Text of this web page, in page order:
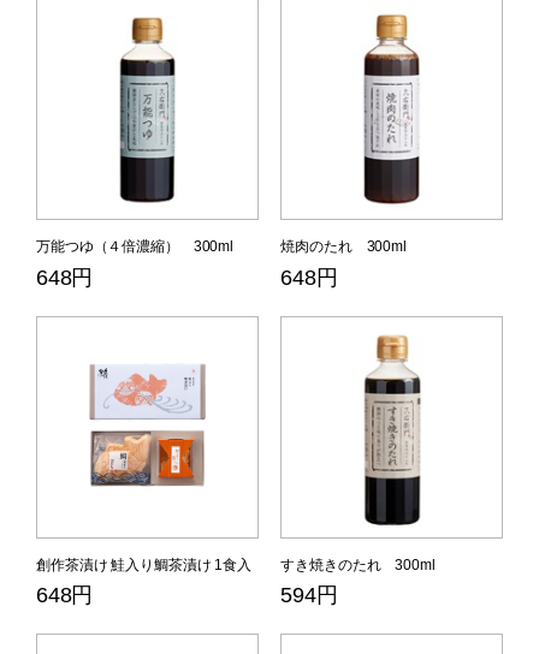
万能つゆ（４倍濃縮） 300ml
648円
焼肉のたれ 300ml
648円
創作茶漬け 鮭入り鯛茶漬け 1食入
648円
すき焼きのたれ 300ml
594円